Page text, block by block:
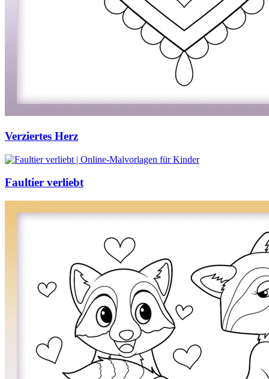
Verziertes Herz
Faultier verliebt